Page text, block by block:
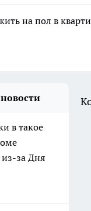
на пол в
в такое
из-за Дня